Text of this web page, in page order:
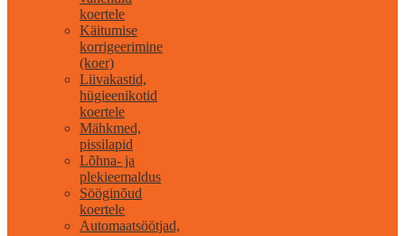
koertele
Käitumise
korrigeerimine
(koer)
Liivakastid,
hügieenikotid
koertele
Mähkmed,
pissilapid
Lõhna- ja
plekieemaldus
Sööginõud
koertele
Automaatsöötjad,